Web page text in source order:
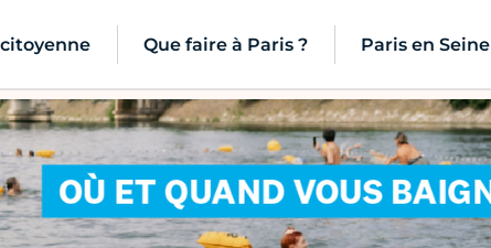
Que faire à Paris ? Paris en Seine